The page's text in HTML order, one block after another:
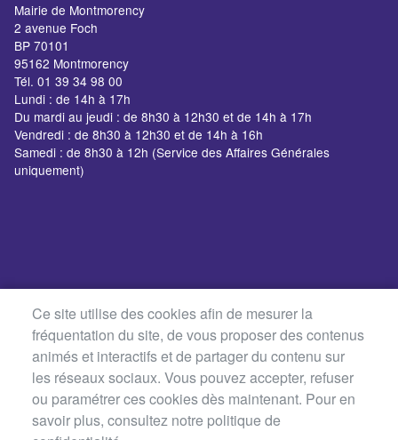
Mairie de Montmorency
2 avenue Foch
BP 70101
95162 Montmorency
Tél. 01 39 34 98 00
Lundi : de 14h à 17h
Du mardi au jeudi : de 8h30 à 12h30 et de 14h à 17h
Vendredi : de 8h30 à 12h30 et de 14h à 16h
Samedi : de 8h30 à 12h (Service des Affaires Générales
uniquement)
Ce site utilise des cookies afin de mesurer la
fréquentation du site, de vous proposer des contenus
animés et interactifs et de partager du contenu sur
les réseaux sociaux. Vous pouvez accepter, refuser
ou paramétrer ces cookies dès maintenant. Pour en
savoir plus, consultez notre politique de